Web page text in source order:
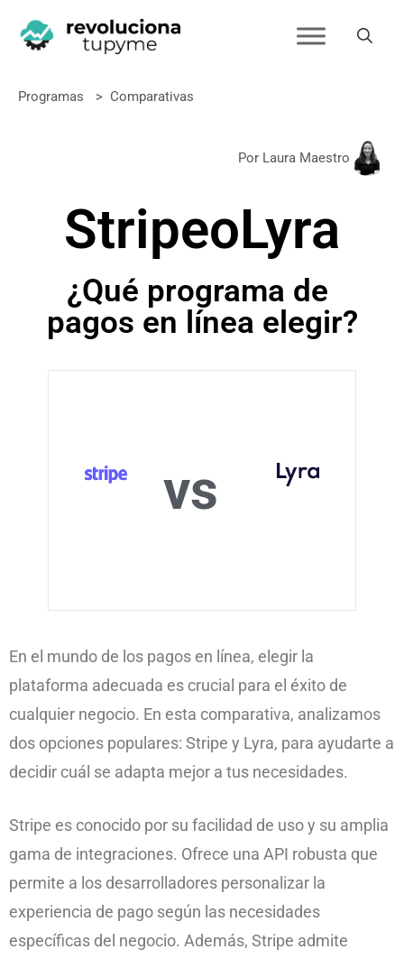
Programas > Comparativas
Por Laura Maestro
StripeoLyra
¿Qué programa de
pagos en línea elegir?
vs
En el mundo de los pagos en línea, elegir la
plataforma adecuada es crucial para el éxito de
cualquier negocio. En esta comparativa, analizamos
dos opciones populares: Stripe y Lyra, para ayudarte a
decidir cuál se adapta mejor a tus necesidades.
Stripe es conocido por su facilidad de uso y su amplia
gama de integraciones. Ofrece una API robusta que
permite a los desarrolladores personalizar la
experiencia de pago según las necesidades
específicas del negocio. Además, Stripe admite